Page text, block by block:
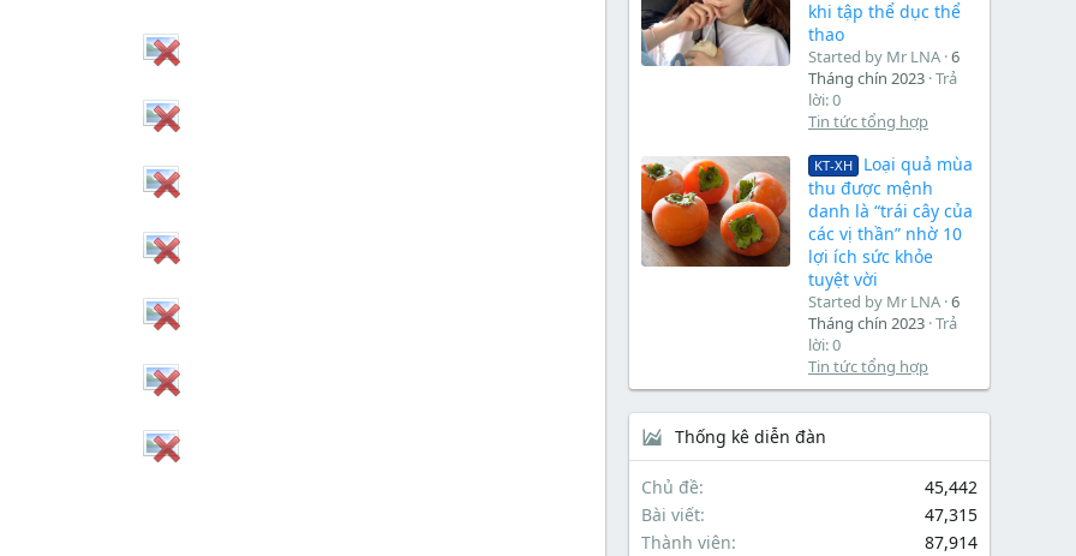
khi tập thể dục thể
thao
Started by Mr LNA 6
Tháng chín 2023 Trả
lời: 0
Tin tức tổng hợp
KT-XH
Loại quả mùa
thu được mệnh
danh là “trái cây của
các vị thần” nhờ 10
lợi ích sức khỏe
tuyệt vời
Started by Mr LNA 6
Tháng chín 2023 Trả
lời: 0
Tin tức tổng hợp
Thống kê diễn đàn
Chủ đề
45,442
Bài viết
47,315
Thành viên
87,914